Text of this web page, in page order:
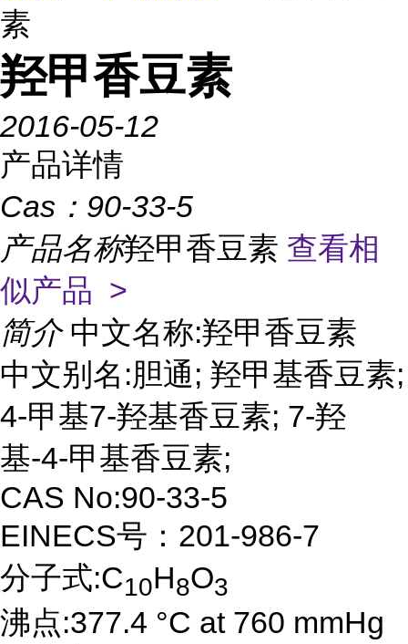
素
羟甲香豆素
2016-05-12
产品详情
Cas： 90-33-5
产品名称羟甲香豆素 查看相
似产品 >
简介 中文名称:羟甲香豆素
中文别名:胆通; 羟甲基香豆素;
4-甲基7-羟基香豆素; 7-羟
基-4-甲基香豆素;
CAS No:90-33-5
EINECS号：201-986-7
分子式:C10H8O3
沸点:377.4 °C at 760 mmHg